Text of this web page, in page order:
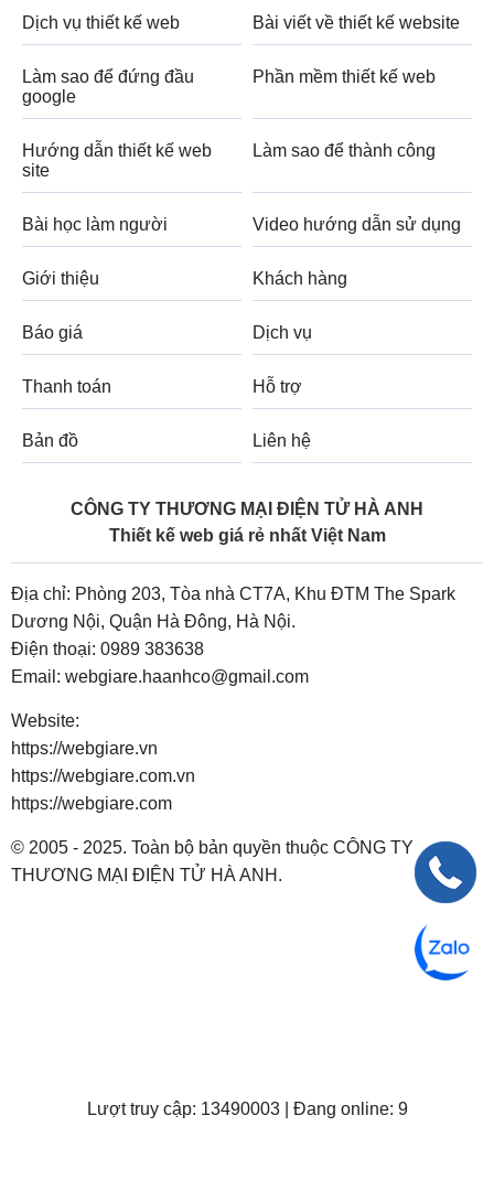
Dịch vụ thiết kế web Bài viết về thiết kế website
Làm sao để đứng đầu
google
Phần mềm thiết kế web
Hướng dẫn thiết kế web
site
Làm sao để thành công
Bài học làm người Video hướng dẫn sử dụng
Giới thiệu Khách hàng
Báo giá Dịch vụ
Thanh toán Hỗ trợ
Bản đồ Liên hệ
CÔNG TY THƯƠNG MẠI ĐIỆN TỬ HÀ ANH
Thiết kế web giá rẻ nhất Việt Nam
Địa chỉ: Phòng 203, Tòa nhà CT7A, Khu ĐTM The Spark
Dương Nội, Quận Hà Đông, Hà Nội.
Điện thoại: 0989 383638
Email: webgiare.haanhco@gmail.com
Website:
https://webgiare.vn
https://webgiare.com.vn
https://webgiare.com
© 2005 - 2025. Toàn bộ bản quyền thuộc CÔNG TY
THƯƠNG MẠI ĐIỆN TỬ HÀ ANH.
Lượt truy cập: 13490003 | Đang online: 9